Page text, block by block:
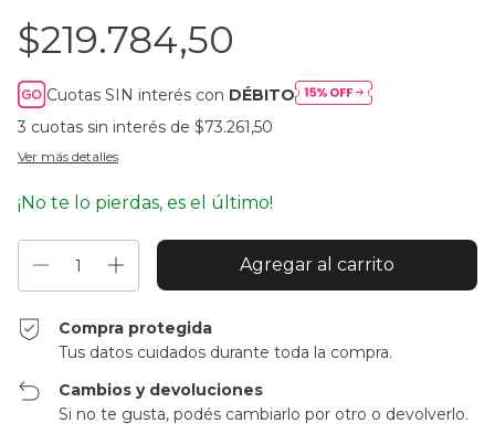
$219.784,50
Cuotas SIN interés con DÉBITO
3 cuotas sin interés de $73.261,50
Ver más detalles
¡No te lo pierdas, es el último!
Compra protegida
Tus datos cuidados durante toda la compra.
Cambios y devoluciones
Si no te gusta, podés cambiarlo por otro o devolverlo.